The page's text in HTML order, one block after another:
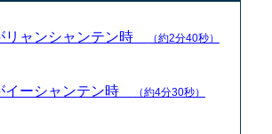
リャンシャンテン時 （約2分40秒）
イーシャンテン時 （約4分30秒）